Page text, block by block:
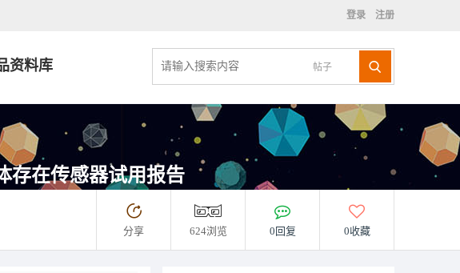
登录 注册
帖子
资料库
存在传感器试用报告
分享 624浏览 0回复 0收藏